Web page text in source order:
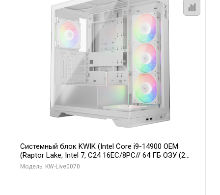
Системный блок KWIK (Intel Core i9-14900 OEM
(Raptor Lake, Intel 7, C24 16EC/8PC// 64 ГБ ОЗУ (2
модуля)/ Gigabyte RTX5080 XTREME WATERFORCE
Модель: KW-Live0070